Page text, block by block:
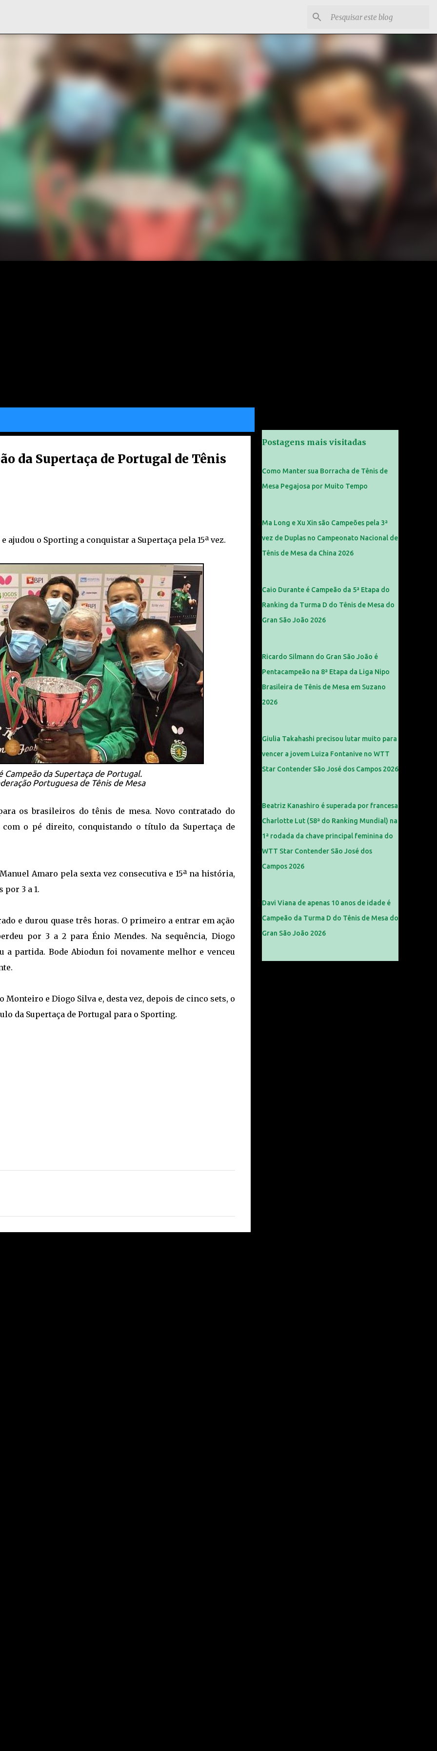
da Supertaça de Portugal de Tênis
ajudou o Sporting a conquistar a Supertaça pela 15ª vez.
Campeão da Supertaça de Portugal.
Portuguesa de Tênis de Mesa
os brasileiros do tênis de mesa. Novo contratado do
o pé direito, conquistando o título da Supertaça de
Amaro pela sexta vez consecutiva e 15ª na história,
por 3 a 1.
e durou quase três horas. O primeiro a entrar em ação
por 3 a 2 para Énio Mendes. Na sequência, Diogo
a partida. Bode Abiodun foi novamente melhor e venceu
e Diogo Silva e, desta vez, depois de cinco sets, o
da Supertaça de Portugal para o Sporting.
Postagens mais visitadas
Como Manter sua Borracha de Tênis de
Mesa Pegajosa por Muito Tempo
Ma Long e Xu Xin são Campeões pela 3ª
vez de Duplas no Campeonato Nacional de
Tênis de Mesa da China 2026
Caio Durante é Campeão da 5ª Etapa do
Ranking da Turma D do Tênis de Mesa do
Gran São João 2026
Ricardo Silmann do Gran São João é
Pentacampeão na 8ª Etapa da Liga Nipo
Brasileira de Tênis de Mesa em Suzano
2026
Giulia Takahashi precisou lutar muito para
vencer a jovem Luiza Fontanive no WTT
Star Contender São José dos Campos 2026
Beatriz Kanashiro é superada por francesa
Charlotte Lut (58ª do Ranking Mundial) na
1ª rodada da chave principal feminina do
WTT Star Contender São José dos
Campos 2026
Davi Viana de apenas 10 anos de idade é
Campeão da Turma D do Tênis de Mesa do
Gran São João 2026